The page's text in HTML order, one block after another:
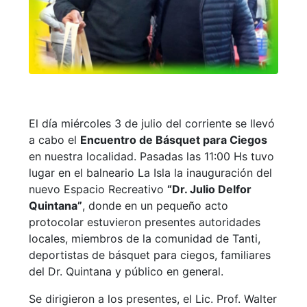
El día miércoles 3 de julio del corriente se llevó
a cabo el Encuentro de Básquet para Ciegos
en nuestra localidad. Pasadas las 11:00 Hs tuvo
lugar en el balneario La Isla la inauguración del
nuevo Espacio Recreativo “Dr. Julio Delfor
Quintana”, donde en un pequeño acto
protocolar estuvieron presentes autoridades
locales, miembros de la comunidad de Tanti,
deportistas de básquet para ciegos, familiares
del Dr. Quintana y público en general.
Se dirigieron a los presentes, el Lic. Prof. Walter